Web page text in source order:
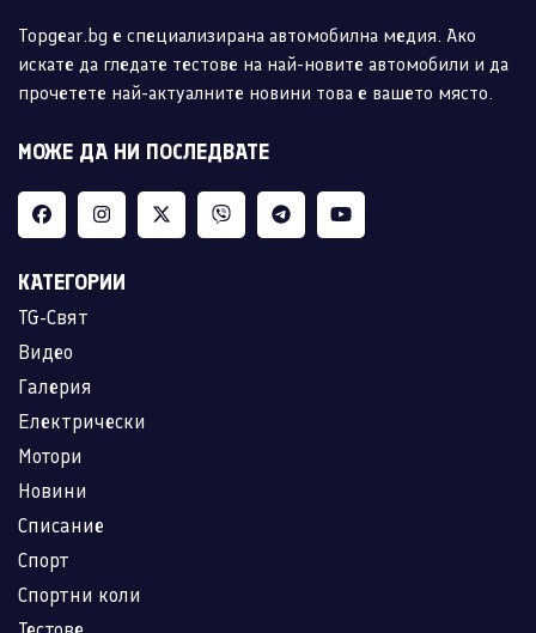
Topgear.bg е специализирана автомобилна медия. Ако
искате да гледате тестове на най-новите автомобили и да
прочетете най-актуалните новини това е вашето място.
МОЖЕ ДА НИ ПОСЛЕДВАТЕ
КАТЕГОРИИ
TG-Свят
Видео
Галерия
Електрически
Мотори
Новини
Списание
Спорт
Спортни коли